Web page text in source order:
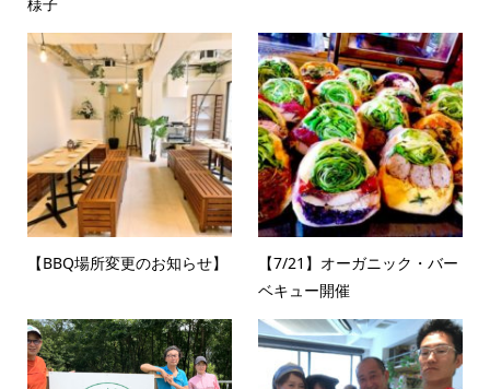
様子
【BBQ場所変更のお知らせ】
【7/21】オーガニック・バー
ベキュー開催